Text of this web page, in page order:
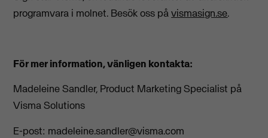
programvara i molnet. Besök oss påvismasign.se.
För mer information, vänligen kontakta:
Madeleine Sandler, Product Marketing Specialist på
Visma Solutions
E-post: madeleine.sandler@visma.com